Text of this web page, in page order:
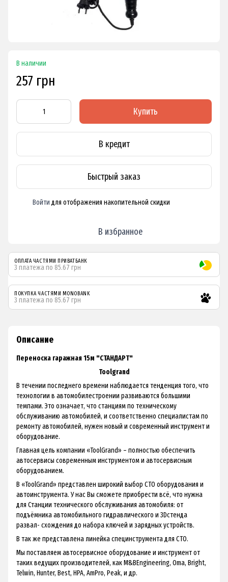
В наличии
257 грн
Купить
В кредит
Быстрый заказ
Войти для отображения накопительной скидки
В избранное
ОПЛАТА ЧАСТЯМИ ПРИВАТБАНК
3 платежа по 85.67 грн
ПОКУПКА ЧАСТЯМИ MONOBANK
3 платежа по 85.67 грн
Описание
Переноска гаражная 15м "СТАНДАРТ"
Toolgrand
В течении последнего времени наблюдается тенденция того, что
технологии в автомобилестроении развиваются большими
темпами. Это означает, что станциям по техническому
обслуживанию автомобилей, и соответственно специалистам по
ремонту автомобилей, нужен новый и современный инструмент и
оборудование.
Главная цель компании «ToolGrand» – полностью обеспечить
автосервисы современным инструментом и автосервисным
оборудованием.
В «ToolGrand» представлен широкий выбор СТО оборудования и
автоинструмента. У нас Вы сможете приобрести всё, что нужна
для Станции технического обслуживания автомобиля: от
подъёмника автомобильного гидравлического и 3Dстенда
развал- схождения до набора ключей и зарядных устройств.
В так же представлена линейка специнструмента для СТО.
Мы поставляем автосервисное оборудование и инструмент от
таких ведущих производителей, как M&BEngineering, Oma, Bright,
Telwin, Hunter, Best, HPA, AmPro, Peak, и др.